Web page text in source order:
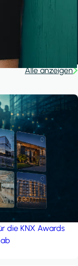
Alle anzeigen
die KNX Awards